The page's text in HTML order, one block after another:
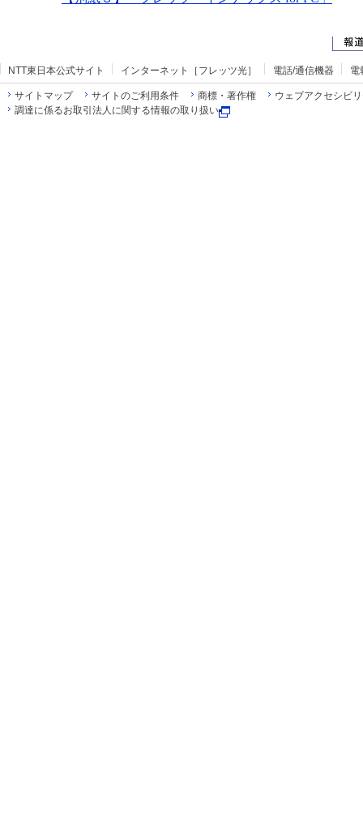
NTT東日本公式サイト インターネット［フレッツ光］ 電話/通信機器 電
サイトマップ サイトのご利用条件 商標・著作権
ウェブアクセシビ
調達に係るお取引法人に関する情報の取り扱い